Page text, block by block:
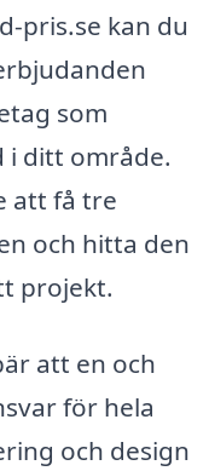
pris.se kan du
som
ditt område.
att få tre
och hitta den
projekt.
att en och
för hela
och design